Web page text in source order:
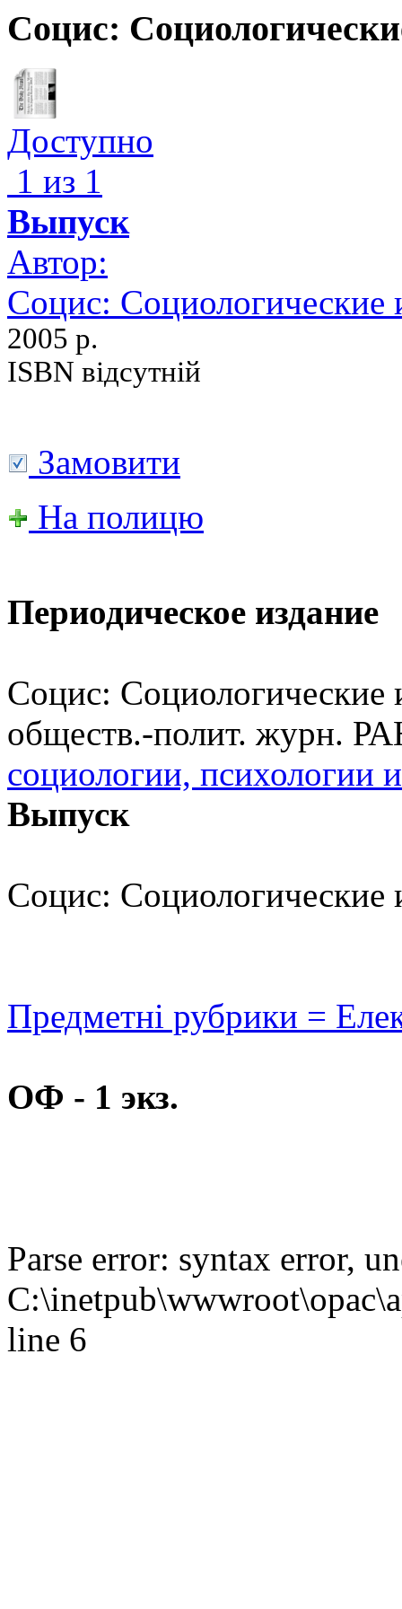
Социс:
Доступно
1 из 1
Выпуск
Автор:
Социс: Социологические
2005 р.
ISBN відсутній
Замовити
На полицю
Периодическое издание
Социс: Социологические
обществ.-полит. журн.
социологии, психологии
Выпуск
Социс: Социологические
Предметні рубрики =
ОФ - 1 экз.
Parse error: syntax error,
line 6